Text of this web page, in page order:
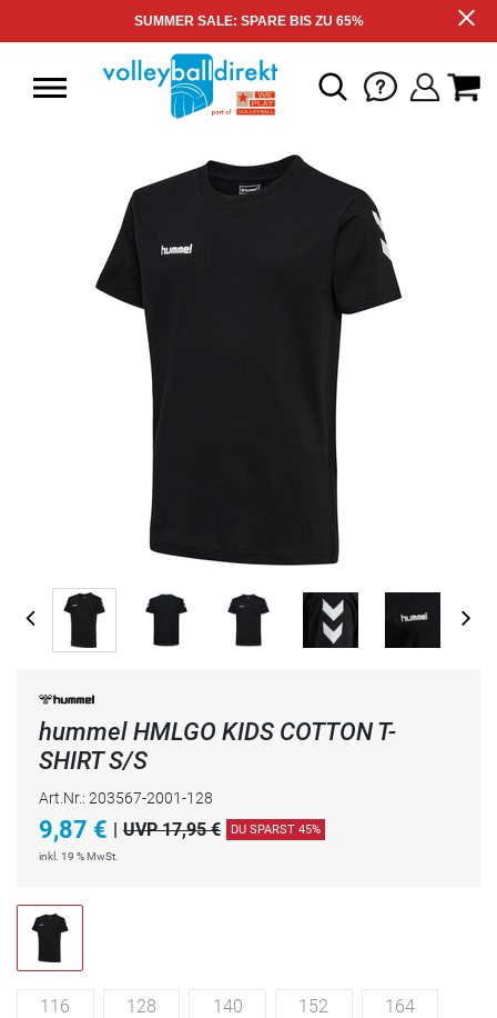
SUMMER SALE: SPARE BIS ZU 65%
hummel HMLGO KIDS COTTON T-
SHIRT S/S
Art.Nr.: 203567-2001-128
9,87 € | UVP 17,95 € DU SPARST 45%
inkl. 19 % MwSt.
116 128 140 152 164